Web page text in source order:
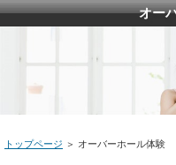
オー
トップページ ＞ オーバーホール体験